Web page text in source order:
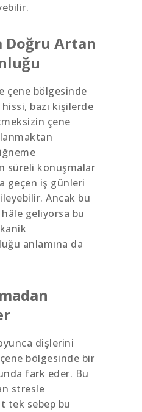
Doğru Artan
çene bölgesinde
bazı kişilerde
çene
süreli konuşmalar
geçen iş günleri
Ancak bu
geliyorsa bu
anlamına da
dişlerini
çene bölgesinde bir
fark eder. Bu
stresle
tek sebep bu